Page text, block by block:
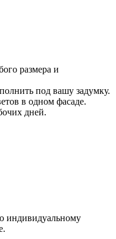
размера и
под вашу задумку.
в одном фасаде.
дней.
индивидуальному